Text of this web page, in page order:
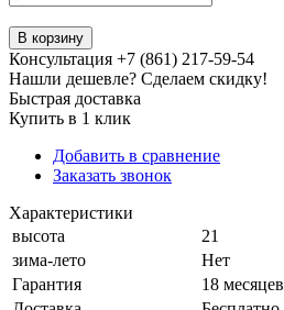
В корзину
Консультация +7 (861) 217-59-54
Нашли дешевле? Сделаем скидку!
Быстрая доставка
Купить в 1 клик
Добавить в сравнение
Заказать звонок
Характеристики
высота
21
зима-лето
Нет
Гарантия
18 месяцев